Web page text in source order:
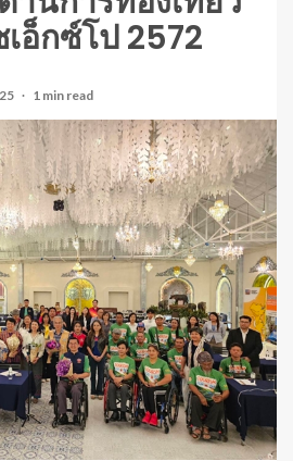
อ็กซ์โป 2572
1 min read